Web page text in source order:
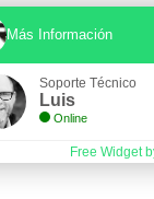
Más Información
Soporte Técnico
Luis
Online
Free Widget